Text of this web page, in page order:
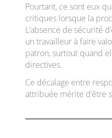
Pourtant, ce sont eux
critiques lorsque la
L’absence de sécurité
un travailleur à faire
patron, surtout quand
directives.
Ce décalage entre
attribuée mérite d’être